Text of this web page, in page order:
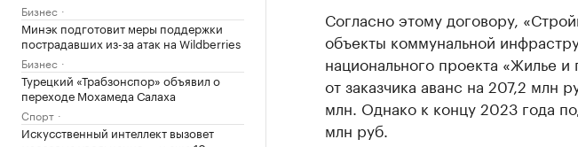
Бизнес
Минэк подготовит меры поддержки
пострадавших из-за атак на Wildberries
Бизнес
Турецкий «Трабзонспор» объявил о
переходе Мохамеда Салаха
Спорт
Искусственный интеллект вызовет
Согласно этому договору,
объекты коммунальной
национального проекта «Жилье
от заказчика аванс на 207,2 млн
млн. Однако к концу 2023 года
млн руб.